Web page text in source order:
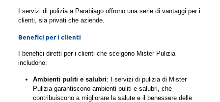
I servizi di pulizia a Parabiago offrono una serie di vantaggi per i
clienti, sia privati che aziende.
Benefici per i clienti
I benefici diretti per i clienti che scelgono Mister Pulizia
includono:
Ambienti puliti e salubri: I servizi di pulizia di Mister
Pulizia garantiscono ambienti puliti e salubri, che
contribuiscono a migliorare la salute e il benessere delle